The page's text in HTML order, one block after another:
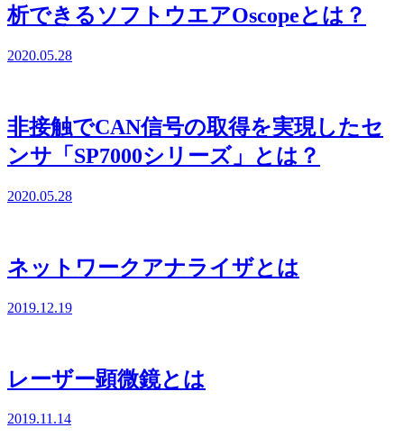
析できるソフトウエアOscopeとは？
2020.05.28
非接触でCAN信号の取得を実現したセ
ンサ「SP7000シリーズ」とは？
2020.05.28
ネットワークアナライザとは
2019.12.19
レーザー顕微鏡とは
2019.11.14